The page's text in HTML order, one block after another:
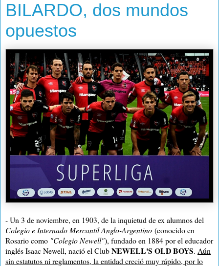
BILARDO, dos mundos
opuestos
- Un 3 de noviembre, en 1903, de la inquietud de ex alumnos del
Colegio e Internado Mercantil Anglo-Argentino (conocido en
Rosario como "Colegio Newell"), fundado en 1884 por el educador
inglés Isaac Newell, nació el ClubNEWELL'S OLD BOYS. Aún
sin estatutos ni reglamentos, la entidad creció muy rápido, por lo